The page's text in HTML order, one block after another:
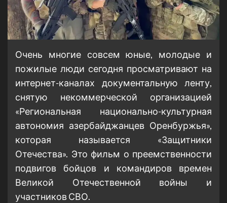
Очень многие совсем юные, молодые и
пожилые люди сегодня просматривают на
интернет-каналах документальную ленту,
снятую некоммерческой организацией
«Региональная национально-культурная
автономия азербайджанцев Оренбуржья»,
которая называется «Защитники
Отечества». Это фильм о преемственности
подвигов бойцов и командиров времен
Великой Отечественной войны и
участников СВО.